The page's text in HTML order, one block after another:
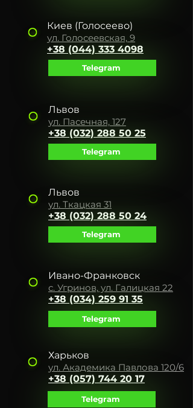
Киев (Голосеево)
ул. Голосеевская, 9
+38 (044) 333 4098
Telegram
Львов
ул. Пасечная, 127
+38 (032) 288 50 25
Telegram
Львов
ул. Ткацкая 31
+38 (032) 288 50 24
Telegram
Ивано-Франковск
с. Угринов, ул. Галицкая 22
+38 (034) 259 91 35
Telegram
Харьков
ул. Академика Павлова 120/6
+38 (057) 744 20 17
Telegram